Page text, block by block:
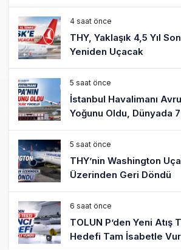
4 saat önce
THY, Yaklaşık 4,5 Yıl
Yeniden Uçacak
5 saat önce
İstanbul Havalimanı
Yoğunu Oldu, Dünyada
5 saat önce
THY’nin Washington
Üzerinden Geri Döndü
6 saat önce
TOLUN P’den Yeni Atış
Hedefi Tam İsabetle